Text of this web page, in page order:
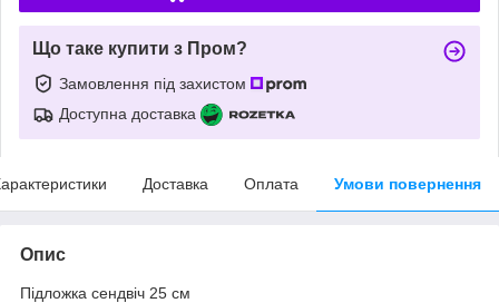
Що таке купити з Пром?
Замовлення під захистом
Доступна доставка
Доставка Оплата Умови повернення
Опис
Підложка сендвіч 25 см